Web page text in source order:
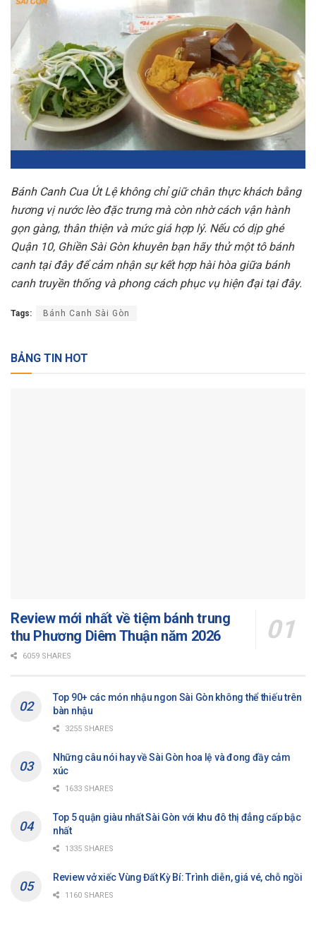
Bánh Canh Cua Út Lệ không chỉ giữ chân thực khách bằng
hương vị nước lèo đặc trưng mà còn nhờ cách vận hành
gọn gàng, thân thiện và mức giá hợp lý. Nếu có dịp ghé
Quận 10, Ghiền Sài Gòn khuyên bạn hãy thử một tô bánh
canh tại đây để cảm nhận sự kết hợp hài hòa giữa bánh
canh truyền thống và phong cách phục vụ hiện đại tại đây.
Tags: Bánh Canh Sài Gòn
BẢNG TIN HOT
Review mới nhất về tiệm bánh trung
thu Phương Diêm Thuận năm 2026
6059 SHARES
Top 90+ các món nhậu ngon Sài Gòn không thể thiếu trên
bàn nhậu
3255 SHARES
Những câu nói hay về Sài Gòn hoa lệ và đong đầy cảm
xúc
1633 SHARES
Top 5 quận giàu nhất Sài Gòn với khu đô thị đẳng cấp bậc
nhất
1335 SHARES
Review vở xiếc Vùng Đất Kỳ Bí: Trình diễn, giá vé, chỗ ngồi
1160 SHARES